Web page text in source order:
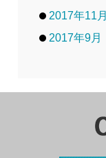
2017年11
2017年9月